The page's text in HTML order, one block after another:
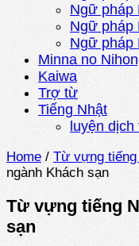
Ngữ pháp
Ngữ pháp
Ngữ pháp
Minna no
Kaiwa
Trợ từ
Tiếng Nhật
luyện
Home / Từ vựng tiếng
ngành Khách sạn
Từ vựng tiếng
sạn